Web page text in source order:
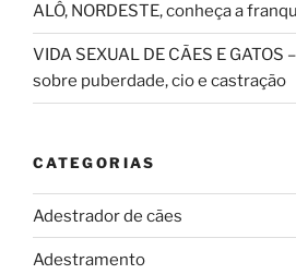
ALÔ, NORDESTE, conheça a
VIDA SEXUAL DE CÃES E
sobre puberdade, cio e castração
CATEGORIAS
Adestrador de cães
Adestramento